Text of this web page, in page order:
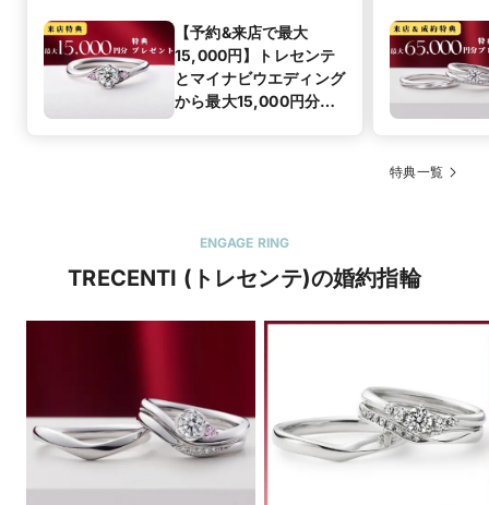
【予約&来店で最大
15,000円】トレセンテ
とマイナビウエディング
から最大15,000円分の
特典一覧
ENGAGE RING
TRECENTI (トレセンテ)の婚約指輪